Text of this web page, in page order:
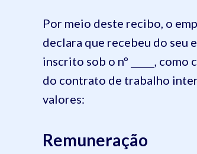
Por meio deste recibo, o
declara que recebeu do seu
inscrito sob o nº _____,
do contrato de trabalho
valores:
Remuneração